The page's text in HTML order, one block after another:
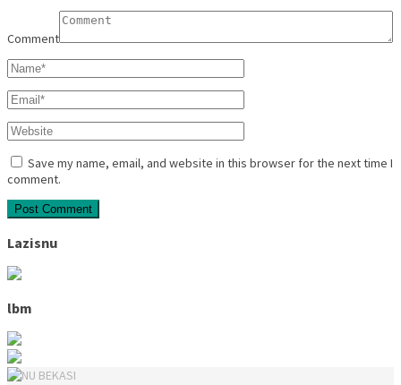
Comment
Save my name, email, and website in this browser for the next time I
comment.
Lazisnu
lbm